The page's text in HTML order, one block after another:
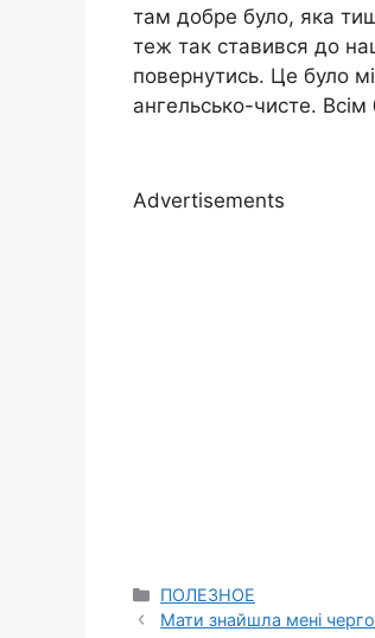
там добре було, яка
теж так ставився до
повернутись. Це було
ангельсько-чисте.
Advertisements
Categories
ПОЛЕЗНОЕ
Мати знайшла мені